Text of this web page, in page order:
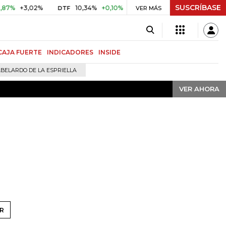
+3,02% DTF 10,34% +0,10% +0,98% UVR $ 416,91 +$ 0,05
VER MÁS SUSCRÍBASE
FUERTE INDICADORES INSIDE
DE LA ESPRIELLA
VER AHORA
VER AHORA